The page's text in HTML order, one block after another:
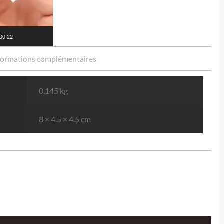
00:22
complémentaires
0.145 kg
8 × 4.5 × 4.5 cm